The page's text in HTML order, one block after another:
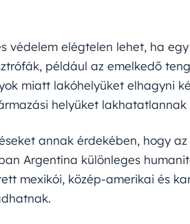
védelem elégtelen lehet, ha
például az emelkedő
miatt lakóhelyüket elhagyni
helyüket lakhatatlannak
annak érdekében, hogy
Argentína különleges
mexikói, közép-amerikai és